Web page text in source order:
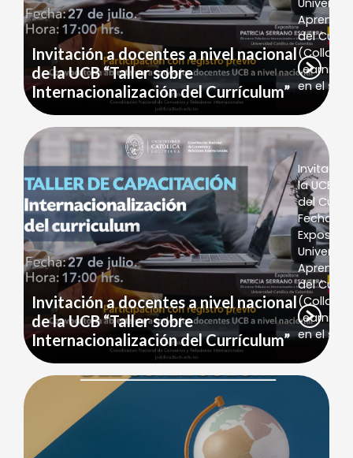
Invitación a docentes a nivel nacional
de la UCB “Taller sobre
Internacionalización del Currículum”
Aprende
del
en el
Invitación a docentes a nivel nacional
de la UCB “Taller sobre
Internacionalización del Currículum”
la UCB
del
Fecha:
Aprende
del
en el